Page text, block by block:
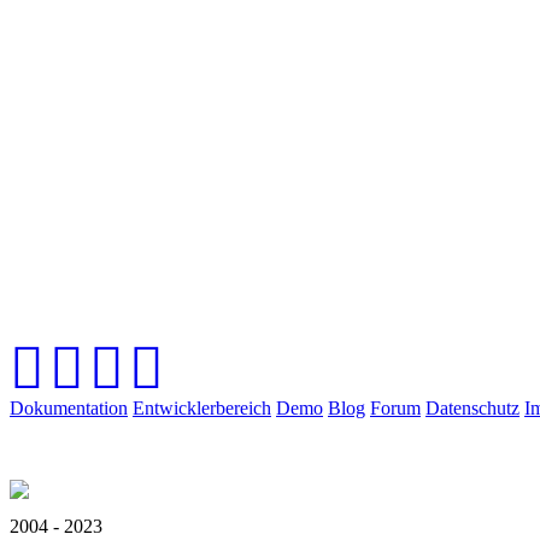
Dokumentation Entwicklerbereich Demo Blog Forum Datenschutz
2004 - 2023